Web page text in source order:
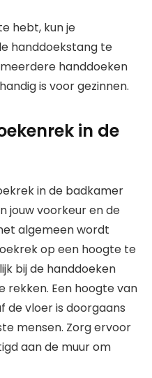
hebt, kun je
handdoekstang te
handdoeken
is voor gezinnen.
in de
in de badkamer
jouw voorkeur en de
algemeen wordt
op een hoogte te
bij de handdoeken
rekken. Een hoogte van
de vloer is doorgaans
mensen. Zorg ervoor
aan de muur om